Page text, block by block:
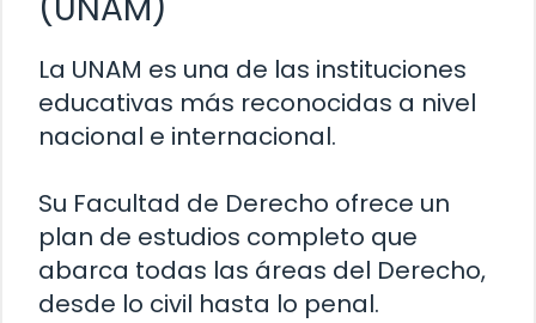
La UNAM es una de las instituciones
educativas más reconocidas a nivel
nacional e internacional.
Su Facultad de Derecho ofrece un
plan de estudios completo que
abarca todas las áreas del Derecho,
desde lo civil hasta lo penal.